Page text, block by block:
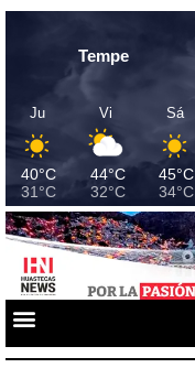
Tempe
Ju
40°C
31°C
Vi
44°C
32°C
Sá
45°C
34°C